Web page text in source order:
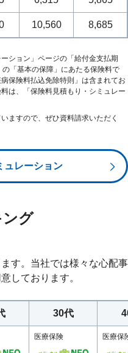
10,560 8,685
ション」ページの「給付金支払期
「基本の保障」にあたる保険料で
保険料払込免除特則」は含まれてお
は、「保険料見積もり・シミュレー
ますので、ぜひ資料請求いただく
ュレーション
ング
す。当社では様々な心配事
しております。
30代
医療保険 医療保